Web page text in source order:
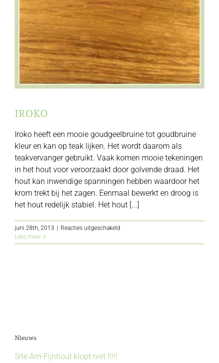
IROKO
Iroko heeft een mooie goudgeelbruine tot goudbruine
kleur en kan op teak lijken. Het wordt daarom als
teakvervanger gebruikt. Vaak komen mooie tekeningen
in het hout voor veroorzaakt door golvende draad. Het
hout kan inwendige spanningen hebben waardoor het
krom trekt bij het zagen. Eenmaal bewerkt en droog is
het hout redelijk stabiel. Het hout [...]
juni 28th, 2013 | Reacties uitgeschakeld
Lees meer
Nieuws
Site Am-Fijnhout klopt niet !!!!!